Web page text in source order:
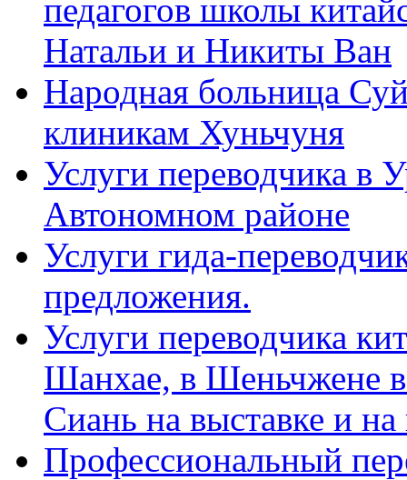
педагогов школы
Натальи и Никиты Ван
Народная больница
клиникам Хуньчуня
Услуги переводчика в
Автономном районе
Услуги гида-
предложения.
Услуги переводчика
Шанхае, в Шеньчжене
Сиань на выставке и
Профессиональный